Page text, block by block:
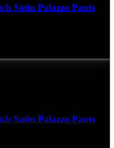
Satin Palazzo Pants
Satin Palazzo Pants